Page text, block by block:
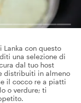
con questo
una selezione di
dal tuo host
distribuiti in almeno
il cocco re a piatti
o verdure; ti